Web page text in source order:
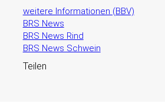
weitere Informationen (BBV)
BRS News
BRS News Rind
BRS News Schwein
Teilen